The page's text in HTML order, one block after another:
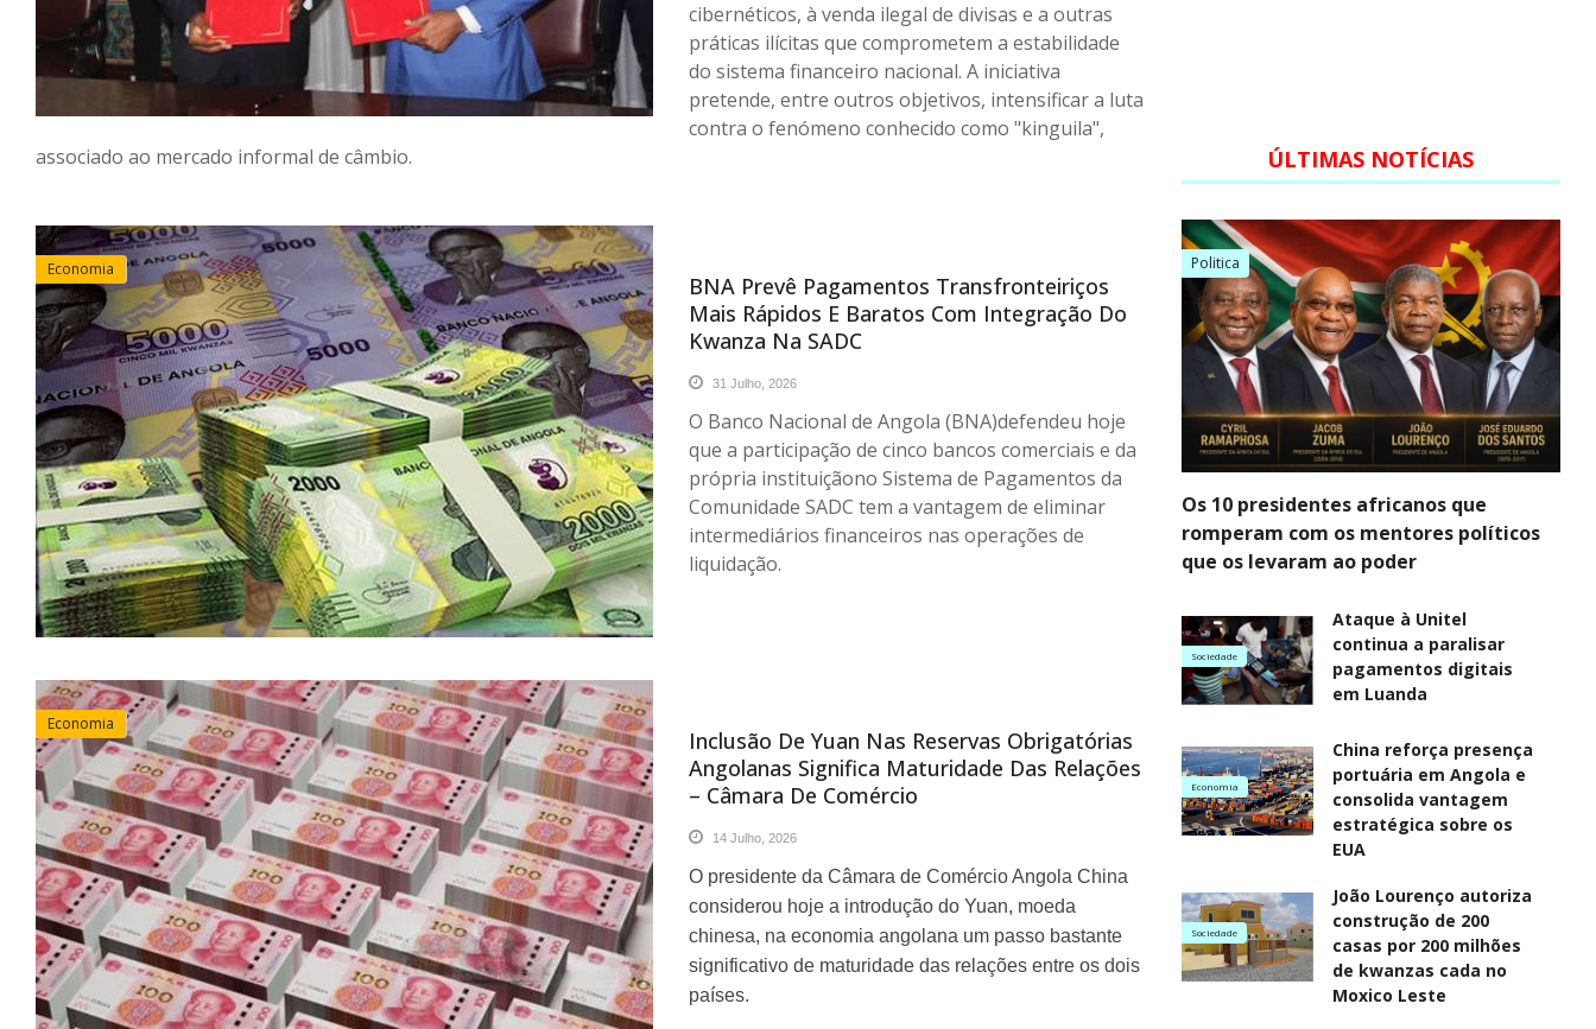
cibernéticos, à venda ilegal de divisas e a outras
práticas ilícitas que comprometem a estabilidade
do sistema financeiro nacional. A iniciativa
pretende, entre outros objetivos, intensificar a luta
contra o fenómeno conhecido como "kinguila",
associado ao mercado informal de câmbio.
Economia
BNA Prevê Pagamentos Transfronteiriços
Mais Rápidos E Baratos Com Integração Do
Kwanza Na SADC
31 Julho, 2026
O Banco Nacional de Angola (BNA)defendeu hoje
que a participação de cinco bancos comerciais e da
própria instituiçãono Sistema de Pagamentos da
Comunidade SADC tem a vantagem de eliminar
intermediários financeiros nas operações de
liquidação.
Economia
Inclusão De Yuan Nas Reservas Obrigatórias
Angolanas Significa Maturidade Das Relações
– Câmara De Comércio
14 Julho, 2026
O presidente da Câmara de Comércio Angola China
considerou hoje a introdução do Yuan, moeda
chinesa, na economia angolana um passo bastante
significativo de maturidade das relações entre os dois
países.
ÚLTIMAS NOTÍCIAS
Politica
Os 10 presidentes africanos que
romperam com os mentores políticos
que os levaram ao poder
Sociedade
Ataque à Unitel
continua a paralisar
pagamentos digitais
em Luanda
Economia
China reforça presença
portuária em Angola e
consolida vantagem
estratégica sobre os
EUA
Sociedade
João Lourenço autoriza
construção de 200
casas por 200 milhões
de kwanzas cada no
Moxico Leste